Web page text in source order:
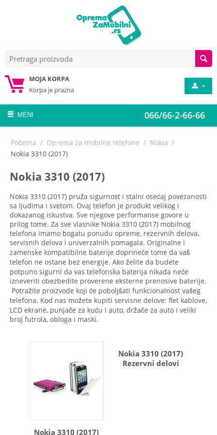
MOJA KORPA
Korpa je prazna
066/66-2-66-66
MENI
Početna / Oprema za mobilne telefone / Nokia /
Nokia 3310 (2017)
Nokia 3310 (2017)
Nokia 3310 (2017) pruža sigurnost i stalni osećaj povezanosti
sa ljudima i svetom. Ovaj telefon je produkt velikog i
dokazanog iskustva. Sve njegove performanse govore u
prilog tome. Za sve vlasnike Nokia 3310 (2017) mobilnog
telefona imamo bogatu ponudu opreme, rezervnih delova,
servisnih delova i univerzalnih pomagala. Originalne i
zamenske kompatibilne baterije doprineće tome da vaš
telefon ne ostane bez energije. Ako želite da budete
potpuno sigurni da vas telefonska baterija nikada neće
izneveriti obezbedite proverene eksterne prenosive baterije.
Potražite proizvode koji će poboljšati funkcionalnost vašeg
telefona. Kod nas možete kupiti servisne delove: flet kablove,
LCD ekrane, punjače za kuću i auto, držače za auto i veliki
broj futrola, obloga i maski.
Nokia 3310 (2017)
Nokia 3310 (2017)
Rezervni delovi